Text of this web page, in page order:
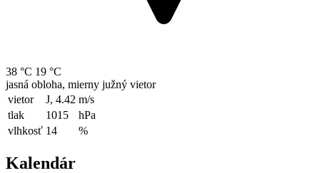
38 °C 19 °C
jasná obloha, mierny južný vietor
vietor
J, 4.42 m/s
tlak
1015
hPa
vlhkosť 14 %
Kalendár